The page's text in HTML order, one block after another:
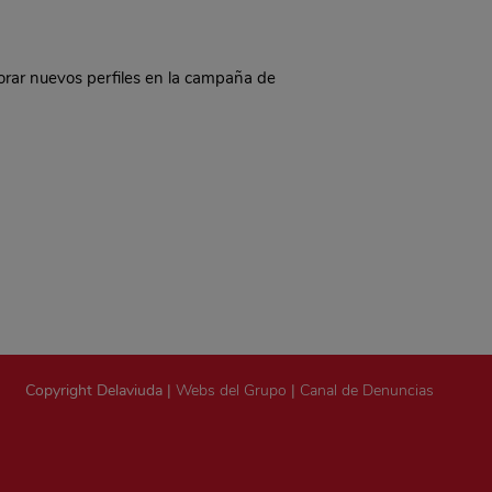
nuevos perfiles en la campaña de
Copyright Delaviuda | Webs del Grupo | Canal de Denuncias